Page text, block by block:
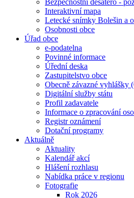
Bezpečnostní desatero -
Interaktivní mapa
Letecké snímky Bolešin a
Osobnosti obce
Úřad obce
e-podatelna
Povinné informace
Úřední deska
Zastupitelstvo obce
Obecně závazné vyhlášky
Digitální služby státu
Profil zadavatele
Informace o zpracování
Registr oznámení
Dotační programy
Aktuálně
Aktuality
Kalendář akcí
Hlášení rozhlasu
Nabídka práce v regionu
Fotografie
Rok 2026